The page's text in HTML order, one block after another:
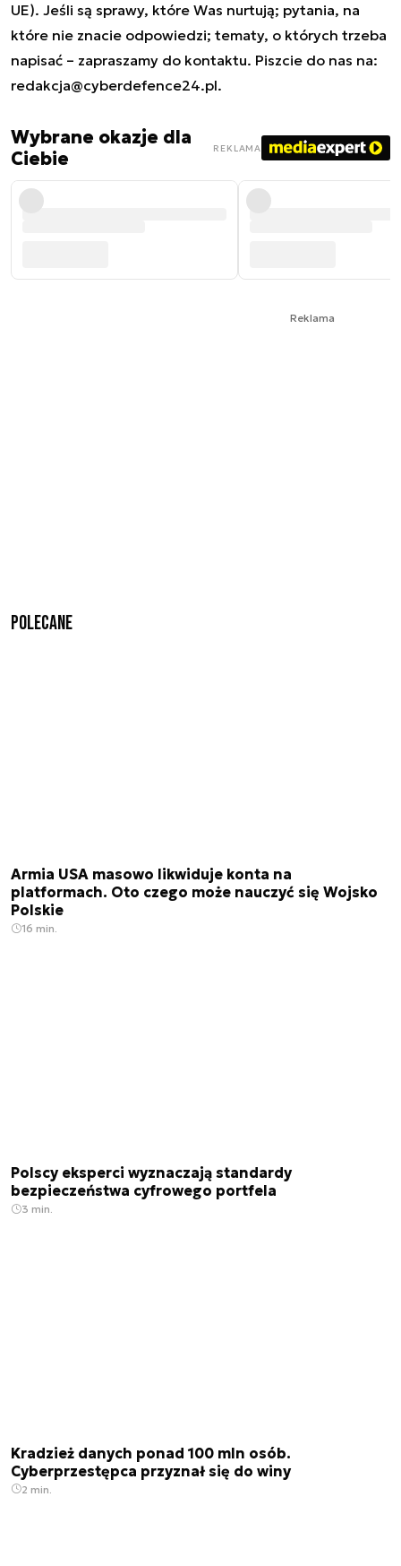
UE). Jeśli są sprawy, które Was nurtują; pytania, na
które nie znacie odpowiedzi; tematy, o których trzeba
napisać – zapraszamy do kontaktu. Piszcie do nas na:
redakcja@cyberdefence24.pl.
Wybrane okazje dla
Ciebie
REKLAMA
Reklama
Polecane
Armia USA masowo likwiduje konta na
platformach. Oto czego może nauczyć się Wojsko
Polskie
16 min.
Polscy eksperci wyznaczają standardy
bezpieczeństwa cyfrowego portfela
3 min.
Kradzież danych ponad 100 mln osób.
Cyberprzestępca przyznał się do winy
2 min.